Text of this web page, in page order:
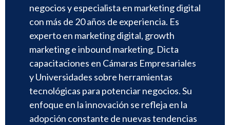
negocios y especialista en marketing digital
con más de 20 años de experiencia. Es
experto en marketing digital, growth
marketing e inbound marketing. Dicta
capacitaciones en Cámaras Empresariales
y Universidades sobre herramientas
tecnológicas para potenciar negocios. Su
enfoque en la innovación se refleja en la
adopción constante de nuevas tendencias